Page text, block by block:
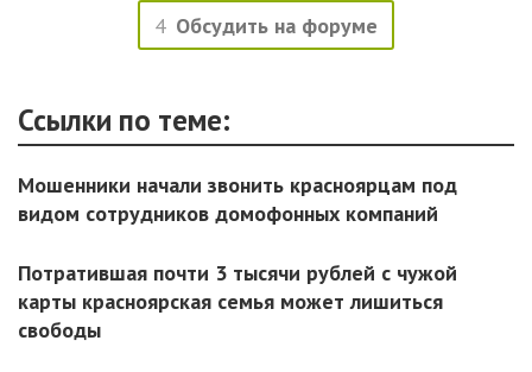
4 Обсудить на форуме
Ссылки по теме:
Мошенники начали звонить красноярцам под
видом сотрудников домофонных компаний
Потратившая почти 3 тысячи рублей с чужой
карты красноярская семья может лишиться
свободы